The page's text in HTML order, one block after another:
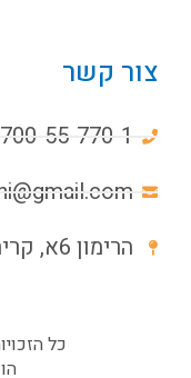
צור קשר
55-770-1
הרימון 6א, קרית מלאכי
כל